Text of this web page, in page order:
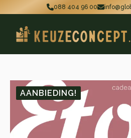
088 404 96 00
AANBIEDING!